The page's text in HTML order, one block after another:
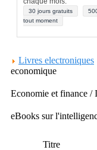
30 jours gratuits
tout moment
Livres electroniques
economique
Economie et finance /
eBooks sur
Titre